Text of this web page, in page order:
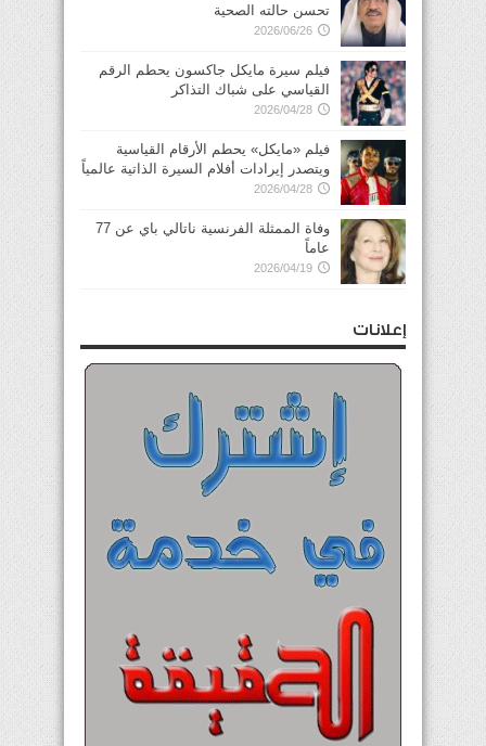
تحسن حالته الصحية
2026/06/26
فيلم سيرة مايكل جاكسون يحطم الرقم
القياسي على شباك التذاكر
2026/04/28
فيلم «مايكل» يحطم الأرقام القياسية
ويتصدر إيرادات أفلام السيرة الذاتية عالمياً
2026/04/28
وفاة الممثلة الفرنسية ناتالي باي عن 77
عاماً
2026/04/19
إعلانات